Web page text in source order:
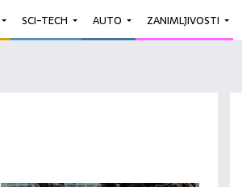
SCI-TECH AUTO ZANIMLJIVOSTI